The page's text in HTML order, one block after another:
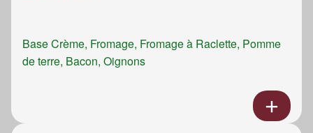
Base Crème, Fromage, Fromage à Raclette, Pomme
de terre, Bacon, Oignons